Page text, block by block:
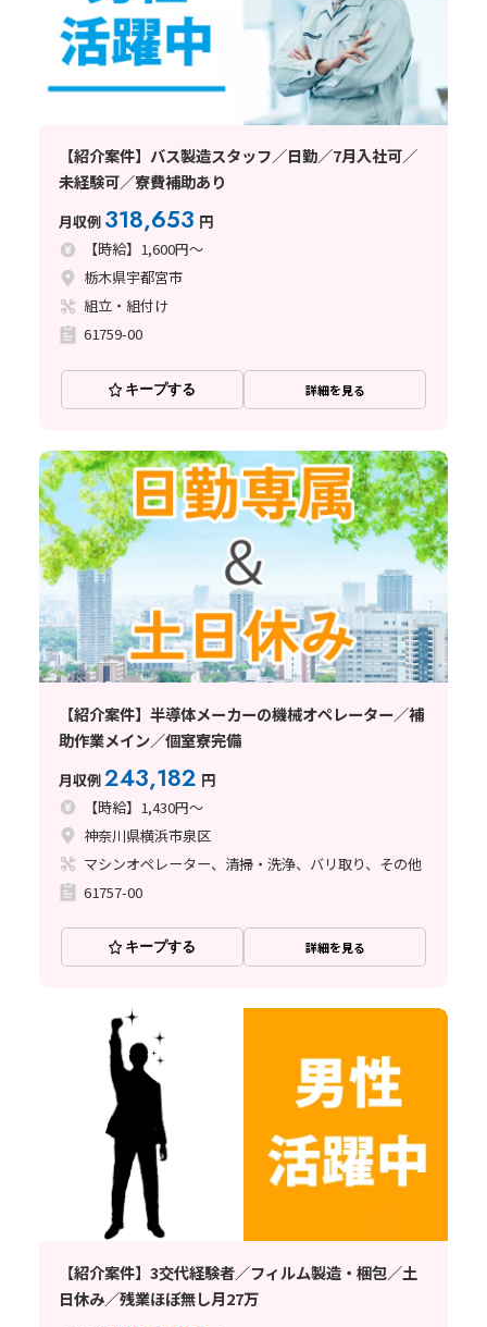
【紹介案件】バス製造スタッフ／日勤／7月入社可／
未経験可／寮費補助あり
月収例 318,653 円
【時給】1,600円～
栃木県宇都宮市
組立・組付け
61759-00
キープする 詳細を見る
【紹介案件】半導体メーカーの機械オペレーター／補
助作業メイン／個室寮完備
月収例243,182 円
【時給】1,430円～
神奈川県横浜市泉区
マシンオペレーター、清掃・洗浄、バリ取り、その他
61757-00
キープする 詳細を見る
【紹介案件】3交代経験者／フィルム製造・梱包／土
日休み／残業ほぼ無し月27万